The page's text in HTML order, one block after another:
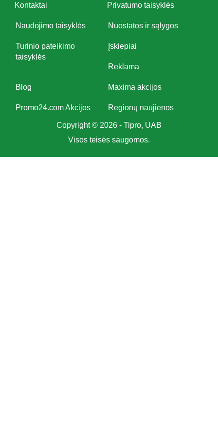
Kontaktai Privatumo taisyklės
Naudojimo taisyklės Nuostatos ir sąlygos
Turinio pateikimo
taisyklės
Įskiepiai
Reklama
Blog Maxima akcijos
Promo24.com Akcijos Regionų naujienos
Copyright © 2026 - Tipro, UAB
Visos teisės saugomos.